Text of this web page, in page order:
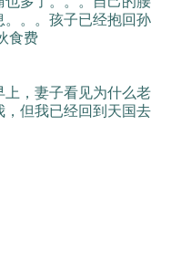
。。孩子已经抱回孙
食费
，妻子看见为什么老
但我已经回到天国去